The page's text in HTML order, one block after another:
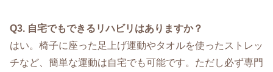
Q3. 自宅でもできるリハビリはありますか？
はい。椅子に座った足上げ運動やタオルを使ったストレッ
チなど、簡単な運動は自宅でも可能です。ただし必ず専門